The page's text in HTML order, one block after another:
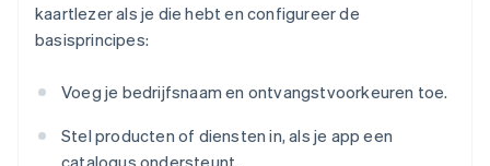
kaartlezer als je die hebt en configureer de
basisprincipes:
Voeg je bedrijfsnaam en ontvangstvoorkeuren toe.
Stel producten of diensten in, als je app een